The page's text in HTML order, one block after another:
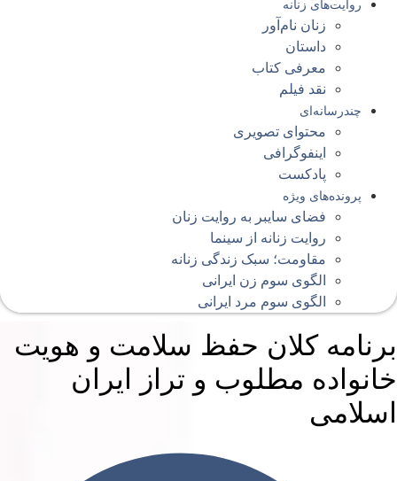
روایت‌های زنانه
زنان نام‌آور
داستان
معرفی کتاب
نقد فیلم
چندرسانه‌ای
محتوای تصویری
اینفوگرافی
پادکست
پرونده‌های ویژه
فضای سایبر به روایت زنان
روایت زنانه از سینما
مقاومت؛ سبک زندگی زنانه
الگوی سوم زن ایرانی
الگوی سوم مرد ایرانی
کلان حفظ سلامت و هویت
مطلوب و تراز ایران